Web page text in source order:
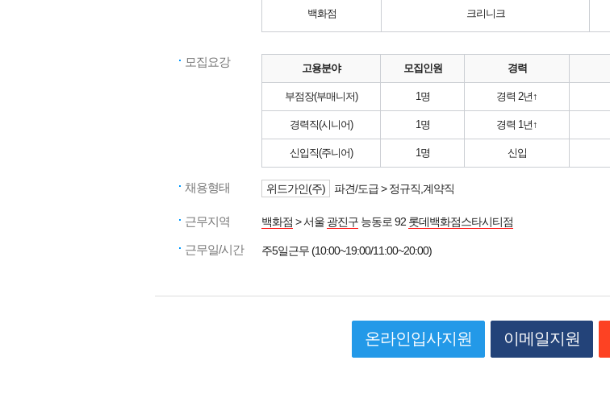
백화점 크리니크
모집요강 고용분야 모집인원 경력
부점장(부매니저) 1명 경력 2년↑
경력직(시니어) 1명 경력 1년↑
신입직(주니어) 1명 신입
채용형태 위드가인(주) 파견/도급 > 정규직,계약직
근무지역 백화점 > 서울 광진구 능동로 92 롯데백화점스타시티점
근무일/시간 주5일근무 (10:00~19:00/11:00~20:00)
온라인입사지원 이메일지원